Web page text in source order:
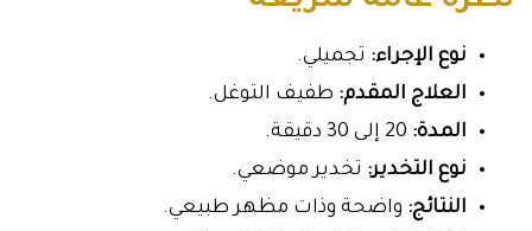
نوع الإجراء: تجميلي.
العلاج المقدم: طفيف التوغل.
المدة: 20 إلى 30 دقيقة.
نوع التخدير: تخدير موضعي.
النتائج: واضحة وذات مظهر طبيعي.